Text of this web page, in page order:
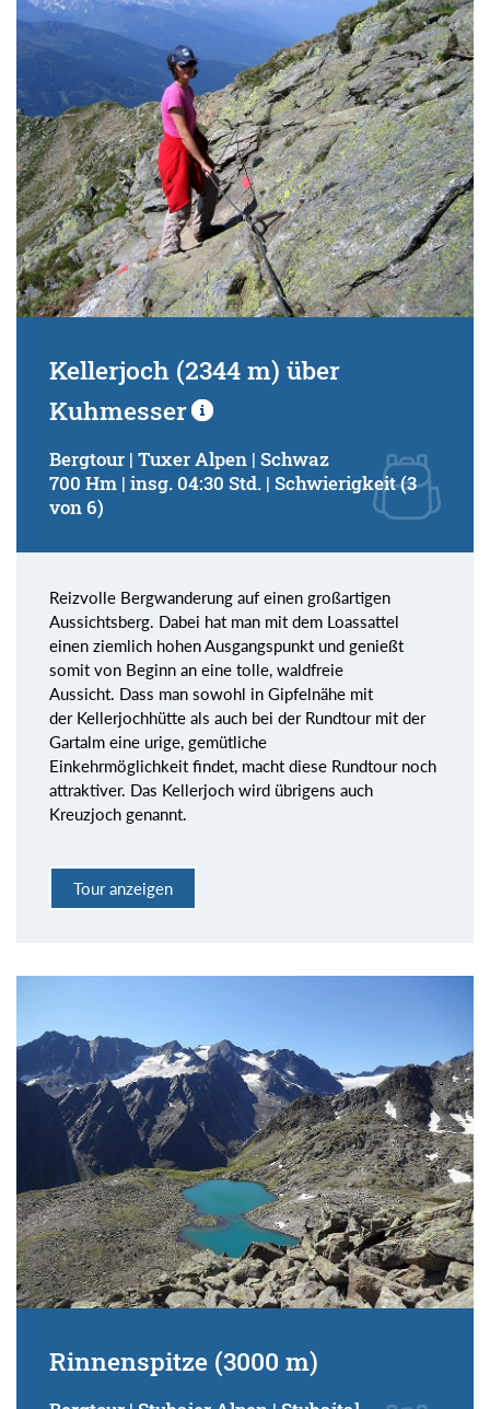
Kellerjoch (2344 m) über
Kuhmesser
Bergtour | Tuxer Alpen | Schwaz
700 Hm | insg. 04:30 Std. | Schwierigkeit (3
von 6)
Reizvolle Bergwanderung auf einen großartigen
Aussichtsberg. Dabei hat man mit dem Loassattel
einen ziemlich hohen Ausgangspunkt und genießt
somit von Beginn an eine tolle, waldfreie
Aussicht. Dass man sowohl in Gipfelnähe mit
der Kellerjochhütte als auch bei der Rundtour mit der
Gartalm eine urige, gemütliche
Einkehrmöglichkeit findet, macht diese Rundtour noch
attraktiver. Das Kellerjoch wird übrigens auch
Kreuzjoch genannt.
Tour anzeigen
Rinnenspitze (3000 m)